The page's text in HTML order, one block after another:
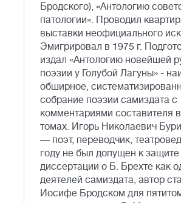
Бродского), «Антологию
патологии». Проводил
выставки неофициального
Эмигрировал в 1975 г.
издал «Антологию новейшей
поэзии у Голубой Лагуны» -
обширное,
собрание поэзии самиздата с
комментариями составителя
томах. Игорь Николаевич
— поэт, переводчик,
году не был допущен к защите
диссертации о Б. Брехте как
деятелей самиздата, автор
Иосифе Бродском для